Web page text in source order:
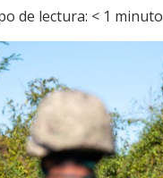
de lectura: < 1 minuto